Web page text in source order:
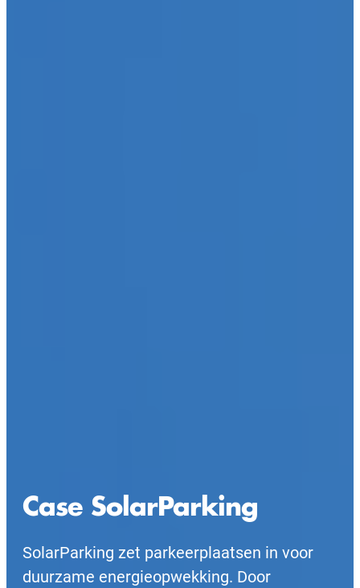
Case SolarParking
SolarParking zet parkeerplaatsen in voor
duurzame energieopwekking. Door